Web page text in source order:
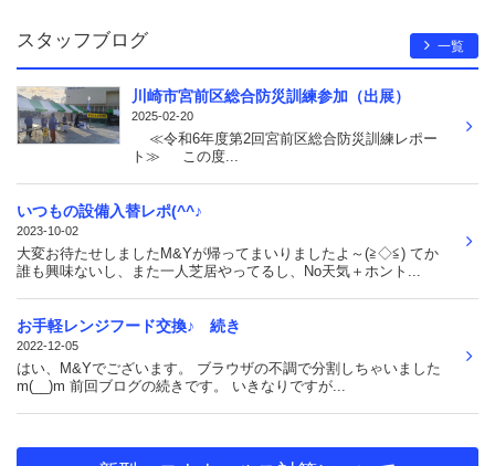
スタッフブログ 一覧
川崎市宮前区総合防災訓練参加（出展）
2025-02-20
≪令和6年度第2回宮前区総合防災訓練レポー
ト≫ この度...
いつもの設備入替レポ(^^♪
2023-10-02
大変お待たせしましたM&Yが帰ってまいりましたよ～(≧◇≦) てか
誰も興味ないし、また一人芝居やってるし、No天気＋ホント...
お手軽レンジフード交換♪ 続き
2022-12-05
はい、M&Yでございます。 ブラウザの不調で分割しちゃいました
m(__)m 前回ブログの続きです。 いきなりですが...